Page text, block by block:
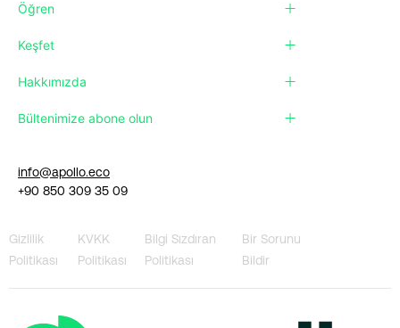
Öğren
Keşfet
Hakkımızda
Bültenimize abone olun
info@apollo.eco
+90 850 309 35 09
Gizlilik
Politikası
KVKK
Politikası
Bilgi Sızdıran
Politikası
Bir Sorunu
Bildir